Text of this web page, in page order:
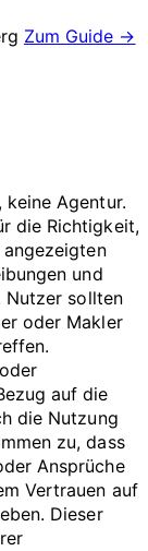
Zum Guide →
Agentur.
die Richtigkeit,
und
Nutzer sollten
oder Makler
auf die
die Nutzung
zu, dass
Ansprüche
Vertrauen auf
Dieser